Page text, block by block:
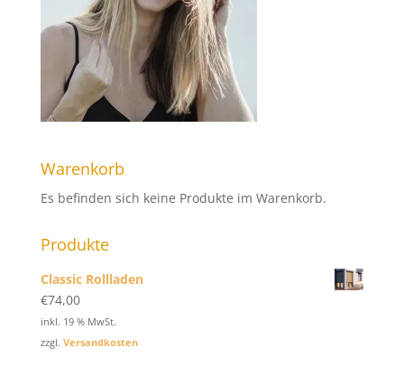
Warenkorb
Es befinden sich keine Produkte im Warenkorb.
Produkte
Classic Rollladen
€74,00
inkl. 19 % MwSt.
zzgl. Versandkosten